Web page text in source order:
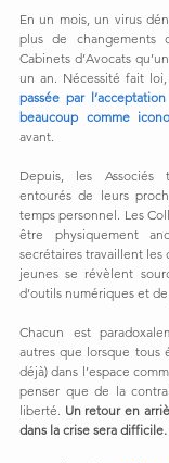
En un mois, un virus
plus de changements
Cabinets d’Avocats
un an. Nécessité fait loi,
passée par
beaucoup comme
avant.
Depuis, les Associés
entourés de leurs
temps personnel. Les
être physiquement
secrétaires travaillent les
jeunes se révèlent
d’outils numériques et
Chacun est
autres que lorsque tous
déjà) dans l’espace
penser que de la
liberté. Un retour en
dans la crise sera difficile.